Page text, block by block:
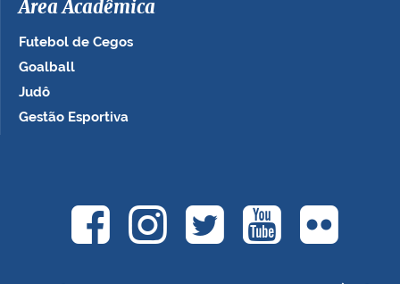
Área Acadêmica
Futebol de Cegos
Goalball
Judô
Gestão Esportiva